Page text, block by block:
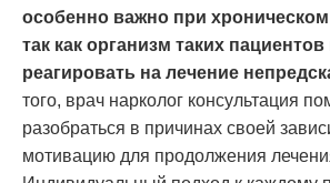
особенно важно при
так как организм таких
реагировать на лечение
того, врач нарколог консультация
разобраться в причинах своей
мотивацию для продолжения